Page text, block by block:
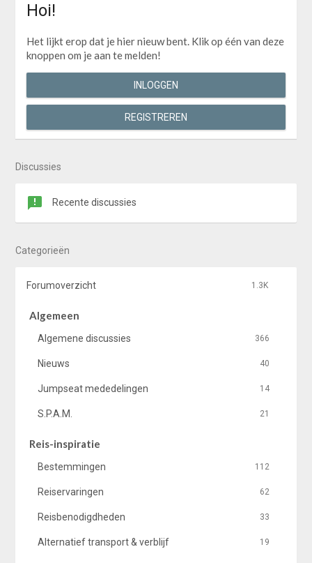
Hoi!
Het lijkt erop dat je hier nieuw bent. Klik op één van deze
knoppen om je aan te melden!
INLOGGEN
REGISTREREN
Discussies
Recente discussies
Categorieën
1.3K
Forumoverzicht
Algemeen
366
Algemene discussies
40
Nieuws
14
Jumpseat mededelingen
21
S.P.A.M.
Reis-inspiratie
112
Bestemmingen
62
Reiservaringen
33
Reisbenodigdheden
19
Alternatief transport & verblijf